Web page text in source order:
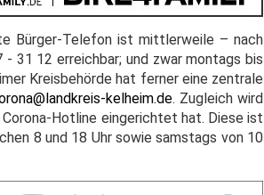
Bürger-Telefon ist mittlerweile – nach
31 12 erreichbar; und zwar montags bis
Kreisbehörde hat ferner eine zentrale
kelheim.de. Zugleich wird
Hotline eingerichtet hat. Diese ist
8 und 18 Uhr sowie samstags von 10